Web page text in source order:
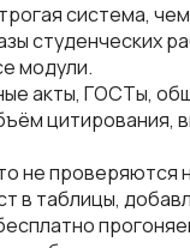
система,
студенческих
модули.
акты, ГОСТы,
цитирования,
не
в таблицы,